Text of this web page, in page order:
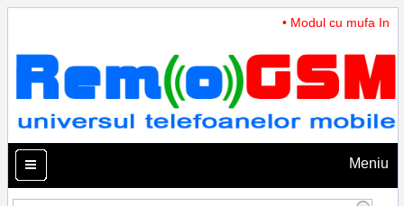
• Modul cu mufa
Meniu